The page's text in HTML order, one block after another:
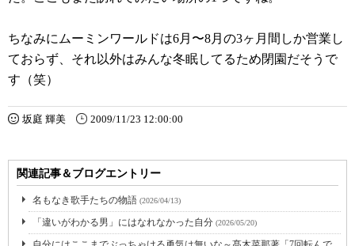
ちなみにムーミンワールドは6月〜8月の3ヶ月間しか営業し
ておらず、それ以外はみんな冬眠してるため閉園だそうで
す（笑）
坂庭 輝美 2009/11/23 12:00:00
関連記事＆ブログエントリー
名もなき歌手たちの物語 (2026/04/13)
「違いがわかる男」にはなれなかった自分 (2026/05/20)